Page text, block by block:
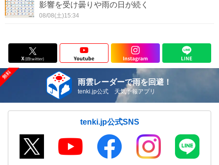
影響を受け曇りや雨の日が続く
08/08(土)15:34
雨雲レーダーで雨を回避！
tenki.jp公式 天気予報アプリ
tenki.jp公式SNS